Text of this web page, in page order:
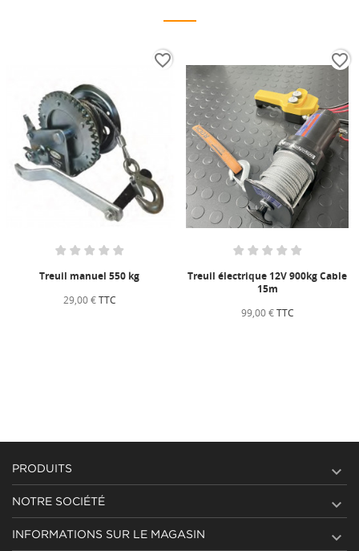
Treuil manuel 550 kg
29,00 €TTC
favorite_border
Treuil électrique 12V 900kg Cable
15m
99,00 €TTC
favorite_border
PRODUITS 
NOTRE SOCIÉTÉ 
INFORMATIONS SUR LE MAGASIN 